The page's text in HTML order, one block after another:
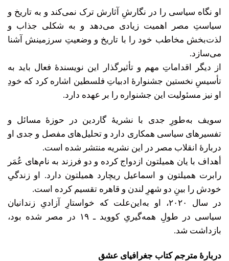
او نگاه سیاسی را در نگارشِ آثارش ترک نمی‌کند و به تاریخ و
سیاستِ مصر اهمیت زیادی می‌دهد و به شکلی جذاب و
لذت‌بخش مخاطب خود را با تاریخ و وضعیتِ سرزمینش آشنا
می‌سازد.
از دیگر اقداماتِ مهم و تأثیرگذار این نویسندۀ فعال باید به
تأسیسِ نخستین جشنوارۀ ادبیاتِ فلسطین اشاره کرد که خودِ
او نیز مسئولیت این جشنواره را بر عهده دارد.
سویف به‌طورِ جدی با نشریۀ گاردین در حوزۀ مسائل و
تفسیرهای سیاسی همکاری دارد و تحلیل‌های مفصل و جدی او
دربارۀ انقلاب مصر در این نشریه منتشر شده است.
أهداف با یان همیلتون ازدواج کرده و دو فرزند به نام‌های عُمَر
رابرت همیلتون و اسماعیل ریچارد همیلتون دارد. او زندگیِ
خودش را بینِ دو شهرِ لندن و قاهره تقسیم کرده است.
در سال ۲۰۲۰، او به‌این‌علت که خواستارِ آزادیِ زندانیان
سیاسی در طولِ همه‌گیریِ کووید ـ ۱۹ در مصر شده بود،
بازداشت شد.
دربارۀ مترجم کتاب جغرافیای عشق